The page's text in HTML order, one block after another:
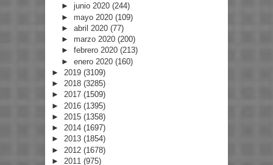
► junio 2020 (244)
► mayo 2020 (109)
► abril 2020 (77)
► marzo 2020 (200)
► febrero 2020 (213)
► enero 2020 (160)
► 2019 (3109)
► 2018 (3285)
► 2017 (1509)
► 2016 (1395)
► 2015 (1358)
► 2014 (1697)
► 2013 (1854)
► 2012 (1678)
► 2011 (975)